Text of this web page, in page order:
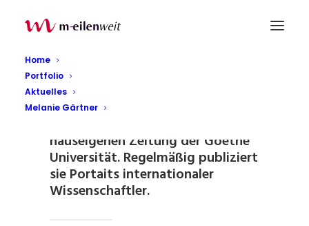
Home
Portfolio
Aktuelles
Melanie Gärtner
Seit 2009 betreut Melanie Gärtner
hauseigenen Zeitung der Goethe
Universität. Regelmäßig publiziert
sie Portaits internationaler
Wissenschaftler.